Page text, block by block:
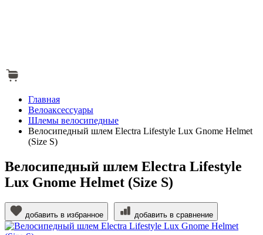
Главная
Велоаксессуары
Шлемы велосипедные
Велосипедный шлем Electra Lifestyle Lux Gnome Helmet
(Size S)
Велосипедный шлем Electra Lifestyle
Lux Gnome Helmet (Size S)
добавить в избранное добавить в сравнение